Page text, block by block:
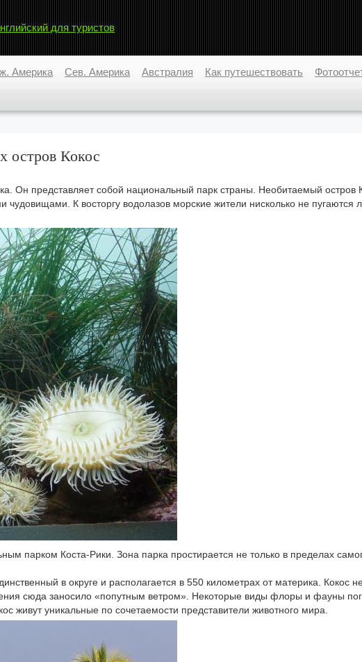
для туристов
Америка Сев. Америка Австралия Как путешествовать
остров Кокос
Он представляет собой национальный парк страны. Необитаемый остров
К восторгу водолазов морские жители нисколько не пугаются
парком Коста-Рики. Зона парка простирается не только в пределах
в округе и располагается в 550 километрах от материка. Кокос
сюда заносило «попутным ветром». Некоторые виды флоры и фауны
живут уникальные по сочетаемости представители животного мира.